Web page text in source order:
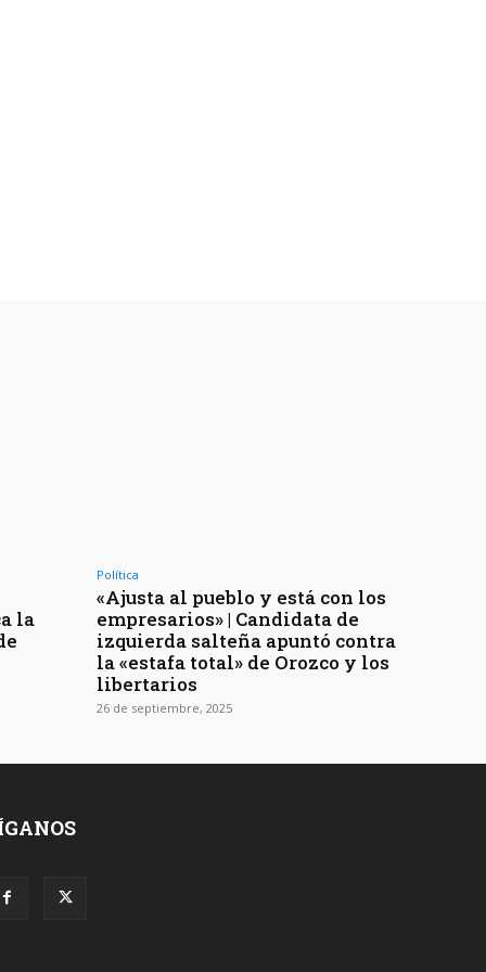
la
Política
«Ajusta al pueblo y está con los
empresarios» | Candidata de
izquierda salteña apuntó contra
la «estafa total» de Orozco y los
libertarios
26 de septiembre, 2025